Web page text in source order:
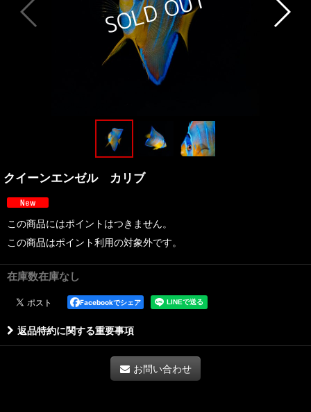
クイーンエンゼル カリブ
この商品にはポイントはつきません。
この商品はポイント利用の対象外です。
在庫数在庫なし
Facebookでシェア
返品特約に関する重要事項
お問い合わせ